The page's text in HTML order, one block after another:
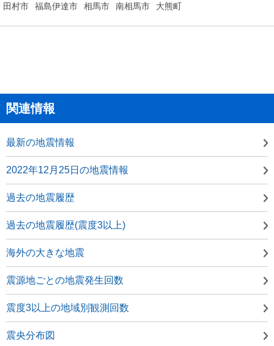
田村市 福島伊達市 相馬市 南相馬市 大熊町
関連情報
最新の地震情報
2022年12月25日の地震情報
過去の地震履歴
過去の地震履歴(震度3以上)
海外の大きな地震
震源地ごとの地震発生回数
震度3以上の地域別観測回数
震央分布図